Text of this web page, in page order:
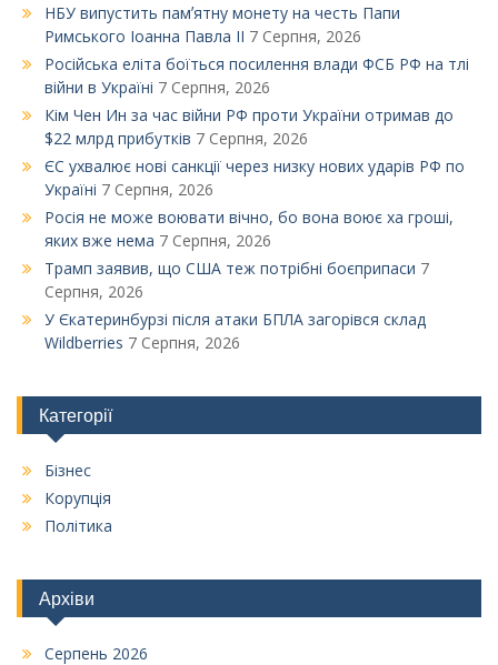
НБУ випустить памʼятну монету на честь Папи
Римського Іоанна Павла ІІ 7 Серпня, 2026
Російська еліта боїться посилення влади ФСБ РФ на тлі
війни в Україні 7 Серпня, 2026
Кім Чен Ин за час війни РФ проти України отримав до
$22 млрд прибутків 7 Серпня, 2026
ЄС ухвалює нові санкції через низку нових ударів РФ по
Україні 7 Серпня, 2026
Росія не може воювати вічно, бо вона воює ха гроші,
яких вже нема 7 Серпня, 2026
Трамп заявив, що США теж потрібні боєприпаси 7
Серпня, 2026
У Єкатеринбурзі після атаки БПЛА загорівся склад
Wildberries 7 Серпня, 2026
Категорії
Бізнес
Корупція
Політика
Архіви
Серпень 2026